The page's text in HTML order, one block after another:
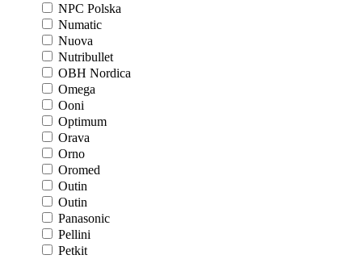
NPC Polska
Numatic
Nuova
Nutribullet
OBH Nordica
Omega
Ooni
Optimum
Orava
Orno
Oromed
Outin
Outin
Panasonic
Pellini
Petkit